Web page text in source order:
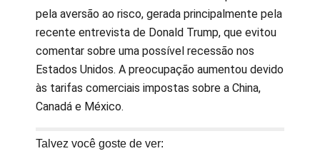
pela aversão ao risco, gerada principalmente pela
recente entrevista de Donald Trump, que evitou
comentar sobre uma possível recessão nos
Estados Unidos. A preocupação aumentou devido
às tarifas comerciais impostas sobre a China,
Canadá e México.
Talvez você goste de ver: